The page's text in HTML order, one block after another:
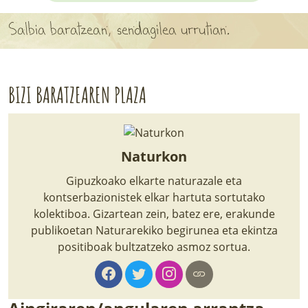
APARTEN MAPA
LURRERAKO BIDE LAGUN
HASI NAHI AL DUZU? 8 URRATS
BIZI BARATZEA LIBURUA
SENDABELARRAK
ETXEKO LANDAREAK
LANDAREPEDIA
ALBISTEAK
Salbia baratzean, sendagilea urrutian.
BIZI BARATZEAREN PLAZA
Naturkon
Gipuzkoako elkarte naturazale eta
kontserbazionistek elkar hartuta sortutako
kolektiboa. Gizartean zein, batez ere, erakunde
publikoetan Naturarekiko begirunea eta ekintza
positiboak bultzatzeko asmoz sortua.